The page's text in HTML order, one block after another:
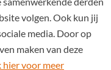
volgen. Ook kun jij
media. Door op
maken van deze
hier voor meer